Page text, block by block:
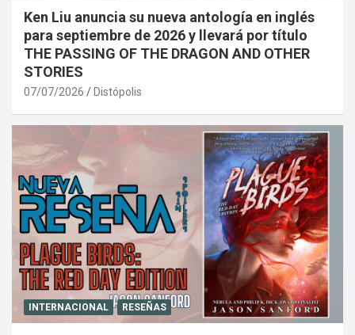
Ken Liu anuncia su nueva antología en inglés
para septiembre de 2026 y llevará por título
THE PASSING OF THE DRAGON AND OTHER
STORIES
07/07/2026 Distópolis
INTERNACIONAL RESEÑAS